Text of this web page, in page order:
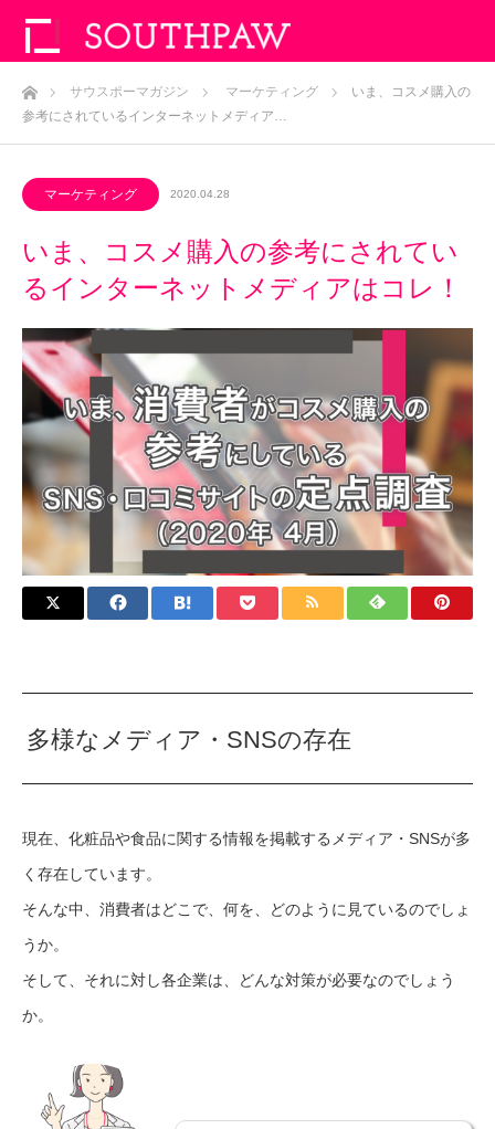
ホームサウスポーマガジン マーケティング
いま、コスメ購入の
参考にされているインターネットメディア…
マーケティング 2020.04.28
いま、コスメ購入の参考にされてい
るインターネットメディアはコレ！
多様なメディア・SNSの存在
現在、化粧品や食品に関する情報を掲載するメディア・SNSが多
く存在しています。
そんな中、消費者はどこで、何を、どのように見ているのでしょ
うか。
そして、それに対し各企業は、どんな対策が必要なのでしょう
か。